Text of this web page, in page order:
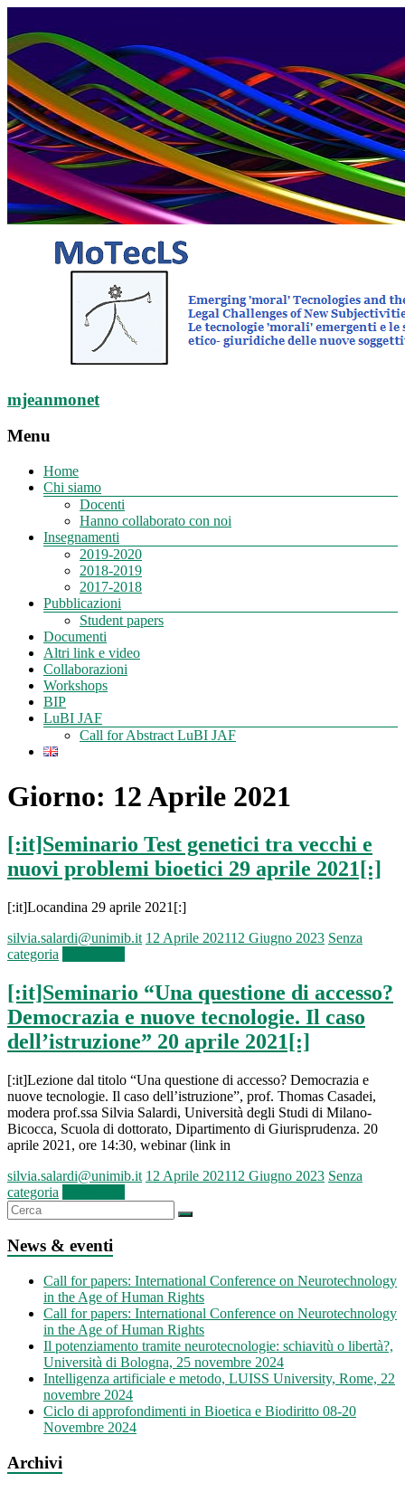
mjeanmonet
Menu
Home
Chi siamo
Docenti
Hanno collaborato con noi
Insegnamenti
2019-2020
2018-2019
2017-2018
Pubblicazioni
Student papers
Documenti
Altri link e video
Collaborazioni
Workshops
BIP
LuBI JAF
Call for Abstract LuBI JAF
Giorno: 12 Aprile 2021
[:it]Seminario Test genetici tra vecchi e
nuovi problemi bioetici 29 aprile 2021[:]
[:it]Locandina 29 aprile 2021[:]
silvia.salardi@unimib.it 12 Aprile 202112 Giugno 2023 Senza
categoria
[:it]Seminario “Una questione di accesso?
Democrazia e nuove tecnologie. Il caso
dell’istruzione” 20 aprile 2021[:]
[:it]Lezione dal titolo “Una questione di accesso? Democrazia e
nuove tecnologie. Il caso dell’istruzione”, prof. Thomas Casadei,
modera prof.ssa Silvia Salardi, Università degli Studi di Milano-
Bicocca, Scuola di dottorato, Dipartimento di Giurisprudenza. 20
aprile 2021, ore 14:30, webinar (link in
silvia.salardi@unimib.it 12 Aprile 202112 Giugno 2023 Senza
categoria
News & eventi
Call for papers: International Conference on Neurotechnology
in the Age of Human Rights
Call for papers: International Conference on Neurotechnology
in the Age of Human Rights
Il potenziamento tramite neurotecnologie: schiavitù o libertà?,
Università di Bologna, 25 novembre 2024
Intelligenza artificiale e metodo, LUISS University, Rome, 22
novembre 2024
Ciclo di approfondimenti in Bioetica e Biodiritto 08-20
Novembre 2024
Archivi